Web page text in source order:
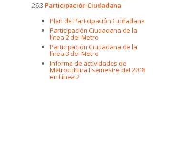
26.3 Participación Ciudadana
Plan de Participación Ciudadana
Participación Ciudadana de la
línea 2 del Metro
Participación Ciudadana de la
línea 3 del Metro
Informe de actividades de
Metrocultura I semestre del 2018
en Línea 2